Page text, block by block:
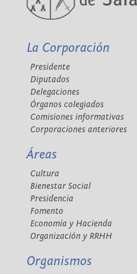
La Corporación
Presidente
Diputados
Delegaciones
Órganos colegiados
Comisiones informativas
Corporaciones anteriores
Áreas
Cultura
Bienestar Social
Presidencia
Fomento
Economía y Hacienda
Organización y RRHH
Organismos